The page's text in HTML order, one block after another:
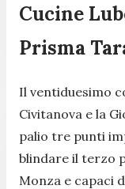
Cucine
Prisma
Il ventiduesimo
Civitanova e la
palio tre punti
blindare il terzo
Monza e capaci